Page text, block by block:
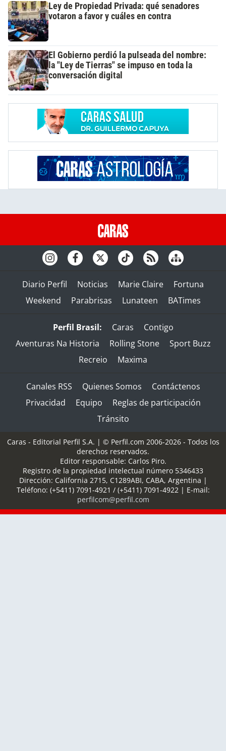
Ley de Propiedad Privada: qué senadores
votaron a favor y cuáles en contra
El Gobierno perdió la pulseada del nombre:
la "Ley de Tierras" se impuso en toda la
conversación digital
Diario Perfil Noticias Marie Claire
Fortuna
Weekend
Parabrisas Lunateen BATimes
Perfil Brasil: Caras
Contigo
Aventuras Na Historia
Rolling Stone
Sport Buzz
Recreio
Maxima
Canales RSS Quienes Somos
Contáctenos
Privacidad
Equipo
Reglas de participación
Tránsito
Caras - Editorial Perfil S.A. | © Perfil.com 2006-2026 - Todos los
derechos reservados.
Editor responsable: Carlos Piro.
Registro de la propiedad intelectual número 5346433
Dirección: California 2715, C1289ABI, CABA, Argentina |
Teléfono: (+5411) 7091-4921 / (+5411) 7091-4922 | E-mail:
perfilcom@perfil.com